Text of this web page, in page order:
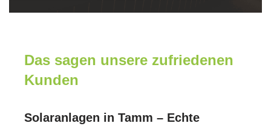
Das sagen unsere zufriedenen
Kunden
Solaranlagen in Tamm – Echte